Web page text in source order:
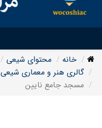
خانه محتوای شیعی
گالری هنر و معماری شیعی
مسجد جامع نایین